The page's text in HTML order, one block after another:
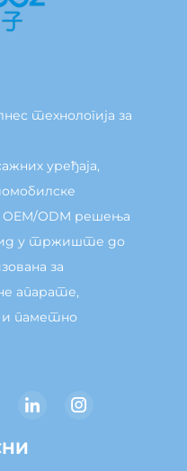
технологија за
уређаја,
ODM решења
у тржиште до
за
апарате,
паметно